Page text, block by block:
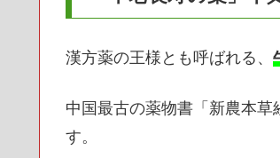
漢方薬の王様とも呼ばれる、
中国最古の薬物書「新農本草
す。